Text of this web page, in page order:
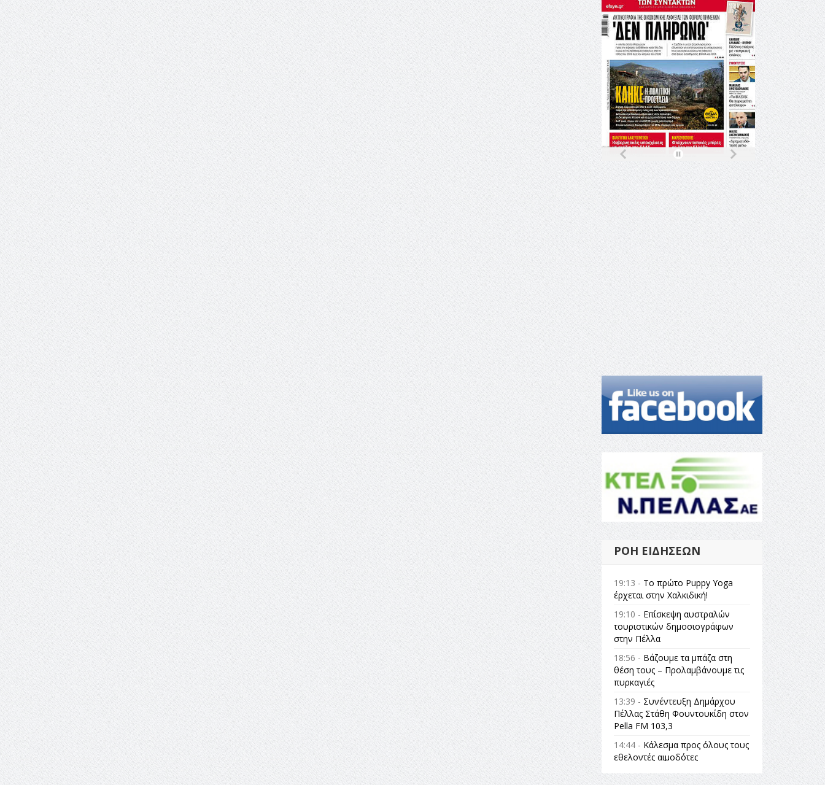
ΡΟΉ ΕΙΔΉΣΕΩΝ
19:13 - Το πρώτο Puppy Yoga
έρχεται στην Χαλκιδική!
19:10 - Επίσκεψη αυστραλών
τουριστικών δημοσιογράφων
στην Πέλλα
18:56 - Βάζουμε τα μπάζα στη
θέση τους – Προλαμβάνουμε τις
πυρκαγιές
13:39 - Συνέντευξη Δημάρχου
Πέλλας Στάθη Φουντουκίδη στον
Pella FM 103,3
14:44 - Κάλεσμα προς όλους τους
εθελοντές αιμοδότες
14:23 -Όλη η Ελλάδα ένας